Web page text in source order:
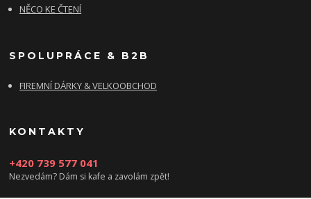
NĚCO KE ČTENÍ
SPOLUPRÁCE & B2B
FIREMNÍ DÁRKY & VELKOOBCHOD
KONTAKTY
+420 739 577 041
Nezvedám? Dám si kafe a zavolám zpět!